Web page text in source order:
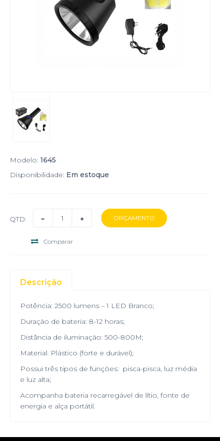
Modelo: 1645
Disponibilidade: Em estoque
QTD:
Comparar
Descrição
Potência: 2500 lumens – 1 LED Branco;
Duração de bateria: 8-12 horas;
Distância de iluminação: 500-800M;
Material: Plástico (forte e durável);
Possui três tipos de funções: pisca-pisca, luz média
e luz alta;
Acompanha bateria recarregável de lítio, fonte de
energia e alça portátil.